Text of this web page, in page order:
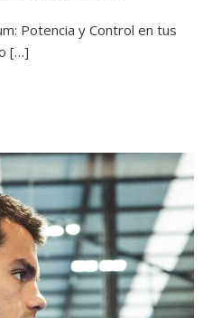
Potencia y Control en tus
[…]